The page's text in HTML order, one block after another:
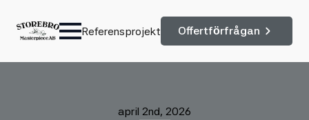
Referensprojekt Offertförfrågan
april 2nd, 2026